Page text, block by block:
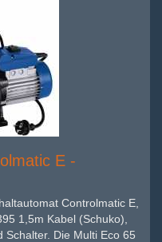
E -
Controlmatic E,
1,5m Kabel (Schuko),
Schalter. Die Multi Eco 65